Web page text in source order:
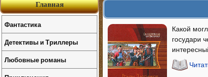
Какой
государи
Главная
Фантастика
Детективы и Триллеры
Любовные романы